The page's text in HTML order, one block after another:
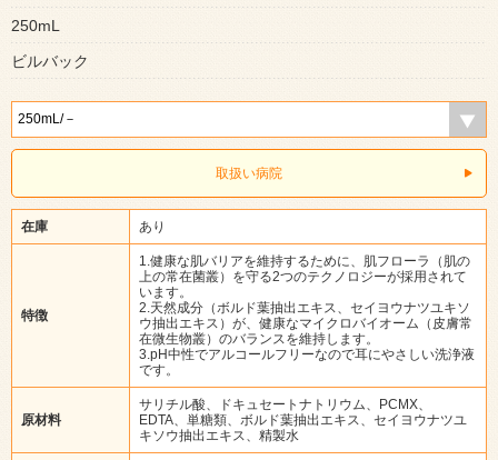
250mL
ビルバック
取扱い病院
在庫 あり
特徴
1.健康な肌バリアを維持するために、肌フローラ（肌の
上の常在菌叢）を守る2つのテクノロジーが採用されて
います。
2.天然成分（ボルド葉抽出エキス、セイヨウナツユキソ
ウ抽出エキス）が、健康なマイクロバイオーム（皮膚常
在微生物叢）のバランスを維持します。
3.pH中性でアルコールフリーなので耳にやさしい洗浄液
です。
原材料
サリチル酸、ドキュセートナトリウム、PCMX、
EDTA、単糖類、ボルド葉抽出エキス、セイヨウナツユ
キソウ抽出エキス、精製水